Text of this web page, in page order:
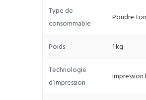
Type de
consommable
Poudre
Poids 1 kg
Technologie
d’impression